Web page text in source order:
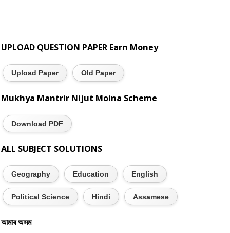
UPLOAD QUESTION PAPER Earn Money
Upload Paper Old Paper
Mukhya Mantrir Nijut Moina Scheme
Download PDF
ALL SUBJECT SOLUTIONS
Geography Education English
Political Science Hindi Assamese
আমাৰ অসম